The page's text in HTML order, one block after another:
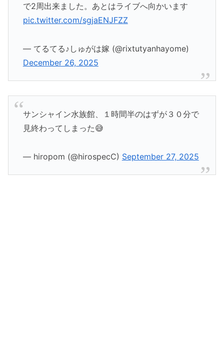
で2周出来ました。あとはライブへ向かいます
pic.twitter.com/sgjaENJFZZ
— てるてる♪しゅがは嫁 (@rixtutyanhayome)
December 26, 2025
サンシャイン水族館、１時間半のはずが３０分で
見終わってしまった😅
— hiropom (@hirospecC) September 27, 2025